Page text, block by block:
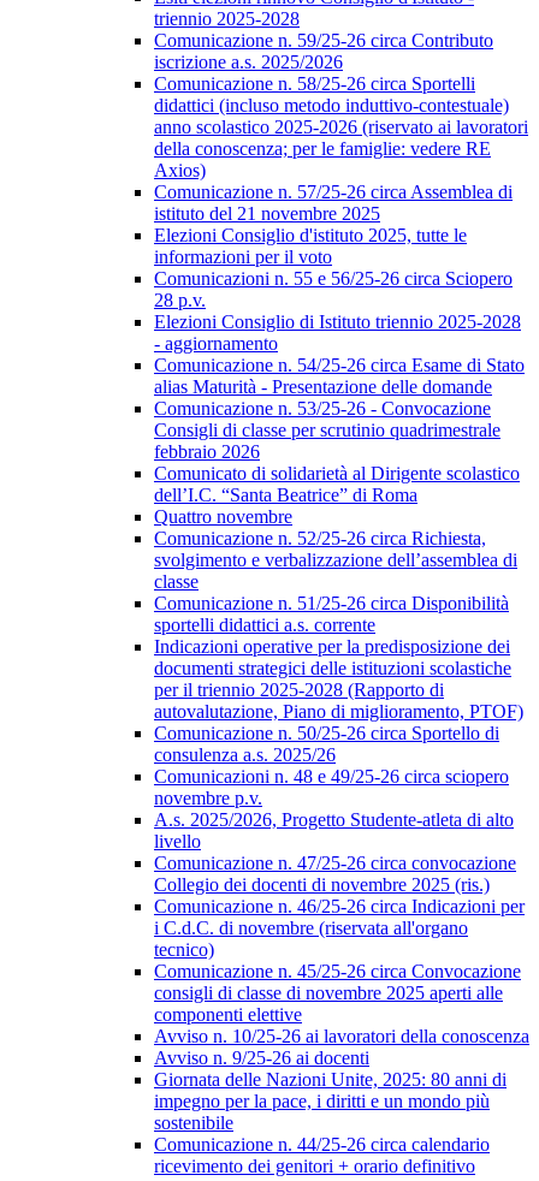
triennio 2025-2028
Comunicazione n. 59/25-26 circa Contributo
iscrizione a.s. 2025/2026
Comunicazione n. 58/25-26 circa Sportelli
didattici (incluso metodo induttivo-contestuale)
anno scolastico 2025-2026 (riservato ai lavoratori
della conoscenza; per le famiglie: vedere RE
Axios)
Comunicazione n. 57/25-26 circa Assemblea di
istituto del 21 novembre 2025
Elezioni Consiglio d'istituto 2025, tutte le
informazioni per il voto
Comunicazioni n. 55 e 56/25-26 circa Sciopero
28 p.v.
Elezioni Consiglio di Istituto triennio 2025-2028
- aggiornamento
Comunicazione n. 54/25-26 circa Esame di Stato
alias Maturità - Presentazione delle domande
Comunicazione n. 53/25-26 - Convocazione
Consigli di classe per scrutinio quadrimestrale
febbraio 2026
Comunicato di solidarietà al Dirigente scolastico
dell’I.C. “Santa Beatrice” di Roma
Quattro novembre
Comunicazione n. 52/25-26 circa Richiesta,
svolgimento e verbalizzazione dell’assemblea di
classe
Comunicazione n. 51/25-26 circa Disponibilità
sportelli didattici a.s. corrente
Indicazioni operative per la predisposizione dei
documenti strategici delle istituzioni scolastiche
per il triennio 2025-2028 (Rapporto di
autovalutazione, Piano di miglioramento, PTOF)
Comunicazione n. 50/25-26 circa Sportello di
consulenza a.s. 2025/26
Comunicazioni n. 48 e 49/25-26 circa sciopero
novembre p.v.
A.s. 2025/2026, Progetto Studente-atleta di alto
livello
Comunicazione n. 47/25-26 circa convocazione
Collegio dei docenti di novembre 2025 (ris.)
Comunicazione n. 46/25-26 circa Indicazioni per
i C.d.C. di novembre (riservata all'organo
tecnico)
Comunicazione n. 45/25-26 circa Convocazione
consigli di classe di novembre 2025 aperti alle
componenti elettive
Avviso n. 10/25-26 ai lavoratori della conoscenza
Avviso n. 9/25-26 ai docenti
Giornata delle Nazioni Unite, 2025: 80 anni di
impegno per la pace, i diritti e un mondo più
sostenibile
Comunicazione n. 44/25-26 circa calendario
ricevimento dei genitori + orario definitivo